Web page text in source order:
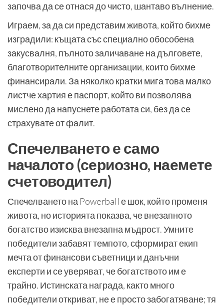
започва да се отнася до чисто, шантаво вълнение.
Играем, за да си представим живота, който бихме
изградили: къщата със специално обособена
закусвалня, пълното заличаване на дълговете,
благотворителните организации, които бихме
финансирали. За няколко кратки мига това малко
листче хартия е паспорт, който ви позволява
мислено да напуснете работата си, без да се
страхувате от фалит.
Спечелването е само
началото (сериозно, наемете
счетоводител)
Спечелването на Powerball е шок, който променя
живота, но историята показва, че внезапното
богатство изисква внезапна мъдрост. Умните
победители забавят темпото, сформират екип
мечта от финансови съветници и данъчни
експерти и се уверяват, че богатството им е
трайно. Истинската награда, както много
победители откриват, не е просто забогатяване; тя